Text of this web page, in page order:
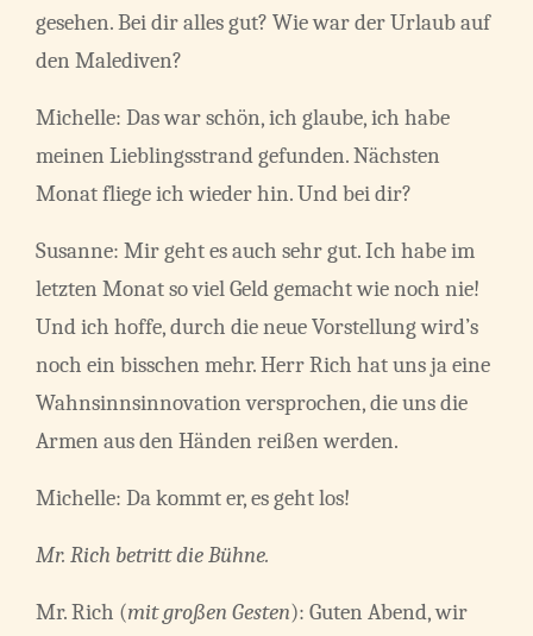
gesehen. Bei dir alles gut? Wie war der Urlaub auf
den Malediven?
Michelle: Das war schön, ich glaube, ich habe
meinen Lieblingsstrand gefunden. Nächsten
Monat fliege ich wieder hin. Und bei dir?
Susanne: Mir geht es auch sehr gut. Ich habe im
letzten Monat so viel Geld gemacht wie noch nie!
Und ich hoffe, durch die neue Vorstellung wird’s
noch ein bisschen mehr. Herr Rich hat uns ja eine
Wahnsinnsinnovation versprochen, die uns die
Armen aus den Händen reißen werden.
Michelle: Da kommt er, es geht los!
Mr. Rich betritt die Bühne.
Mr. Rich (mit großen Gesten): Guten Abend, wir